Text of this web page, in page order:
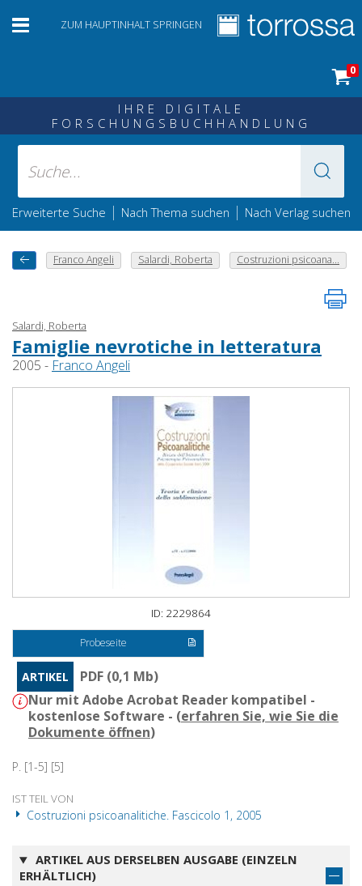
ZUM HAUPTINHALT SPRINGEN
0
IHRE DIGITALE
FORSCHUNGSBUCHHANDLUNG
Erweiterte Suche | Nach Thema suchen | Nach Verlag suchen
Franco Angeli Salardi, Roberta Costruzioni psicoana...
Salardi, Roberta
Famiglie nevrotiche in letteratura
2005 - Franco Angeli
ID: 2229864
Probeseite
ARTIKEL
PDF (0,1 Mb)
Nur mit Adobe Acrobat Reader kompatibel -
kostenlose Software - (erfahren Sie, wie Sie die
Dokumente öffnen)
P. [1-5] [5]
IST TEIL VON
Costruzioni psicoanalitiche. Fascicolo 1, 2005
ARTIKEL AUS DERSELBEN AUSGABE (EINZELN
ERHÄLTLICH)